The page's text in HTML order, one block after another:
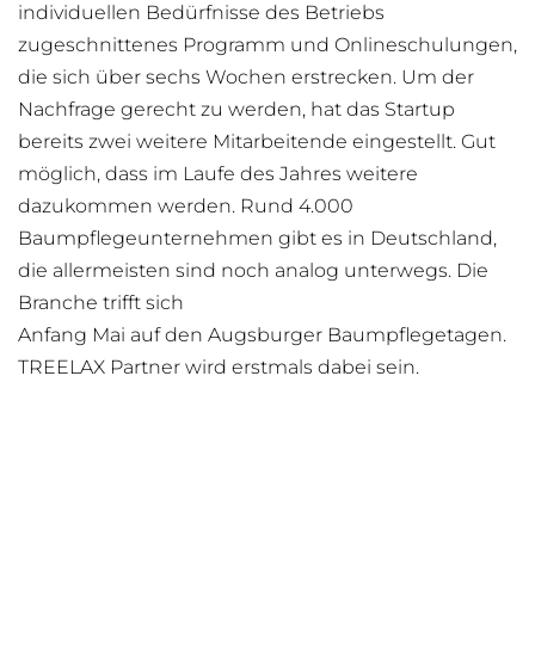
individuellen Bedürfnisse des Betriebs
zugeschnittenes Programm und Onlineschulungen,
die sich über sechs Wochen erstrecken. Um der
Nachfrage gerecht zu werden, hat das Startup
bereits zwei weitere Mitarbeitende eingestellt. Gut
möglich, dass im Laufe des Jahres weitere
dazukommen werden. Rund 4.000
Baumpflegeunternehmen gibt es in Deutschland,
die allermeisten sind noch analog unterwegs. Die
Branche trifft sich
Anfang Mai auf den Augsburger Baumpflegetagen.
TREELAX Partner wird erstmals dabei sein.